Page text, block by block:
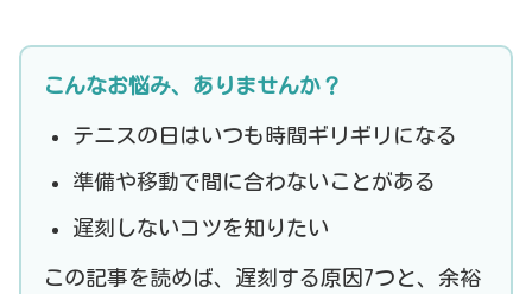
こんなお悩み、ありませんか？
テニスの日はいつも時間ギリギリになる
準備や移動で間に合わないことがある
遅刻しないコツを知りたい
この記事を読めば、遅刻する原因7つと、余裕